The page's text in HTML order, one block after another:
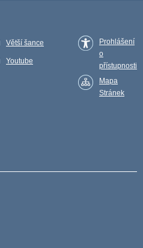
Větší šance
Youtube
Prohlášení
o
přístupnosti
Mapa
Stránek